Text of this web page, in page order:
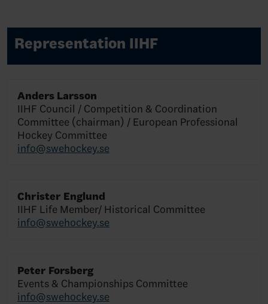
Representation IIHF
Anders Larsson
IIHF Council / Competition & Coordination
Committee (chairman) / European Professional
Hockey Committee
info@swehockey.se
Christer Englund
IIHF Life Member/ Historical Committee
info@swehockey.se
Peter Forsberg
Events & Championships Committee
info@swehockey.se